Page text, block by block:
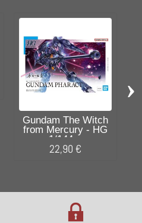
Gundam The Witch
from Mercury - HG
1/144...
22,90 €
›